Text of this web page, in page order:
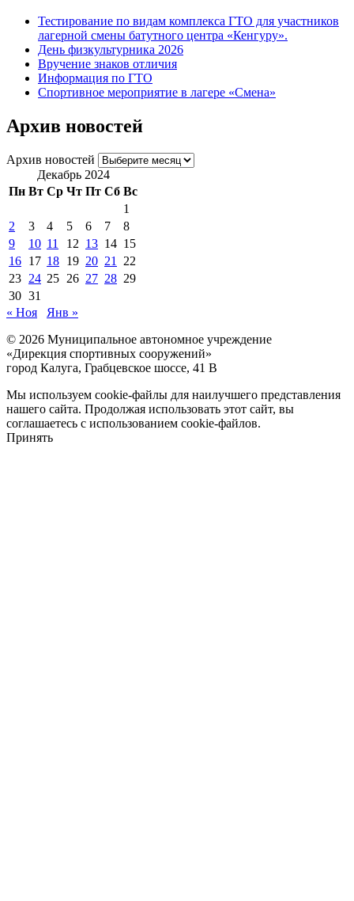
Тестирование по видам комплекса ГТО для участников
лагерной смены батутного центра «Кенгуру».
День физкультурника 2026
Вручение знаков отличия
Информация по ГТО
Спортивное мероприятие в лагере «Смена»
Архив новостей
Архив новостей
Декабрь 2024
Пн Вт Ср Чт Пт Сб Вс
1
2
3 4 5 6 7
8
9
10 11 12 13 14 15
16 17 18 19 20 21
22
23 24 25 26 27 28 29
30 31
« Ноя
Янв »
© 2026 Муниципальное автономное учреждение
«Дирекция спортивных сооружений»
город Калуга, Грабцевское шоссе, 41 В
Мы используем cookie-файлы для наилучшего представления
нашего сайта. Продолжая использовать этот сайт, вы
соглашаетесь с использованием cookie-файлов.
Принять